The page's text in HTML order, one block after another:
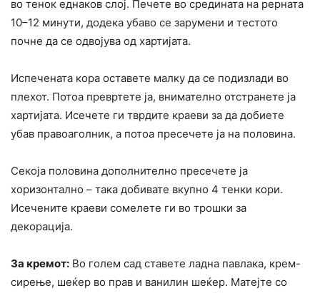
во тенок еднаков слој. Печете во средината на рерната
10–12 минути, додека убаво се зарумени и тестото
почне да се одвојува од хартијата.
Испечената кора оставете малку да се подизлади во
плехот. Потоа превртете ја, внимателно отстранете ја
хартијата. Исечете ги тврдите краеви за да добиете
убав правоаголник, а потоа пресечете ја на половина.
Секоја половина дополнително пресечете ја
хоризонтално – така добивате вкупно 4 тенки кори.
Исечените краеви сомелете ги во трошки за
декорација.
За кремот: Во голем сад ставете ладна павлака, крем-
сирење, шеќер во прав и ванилин шеќер. Матејте со